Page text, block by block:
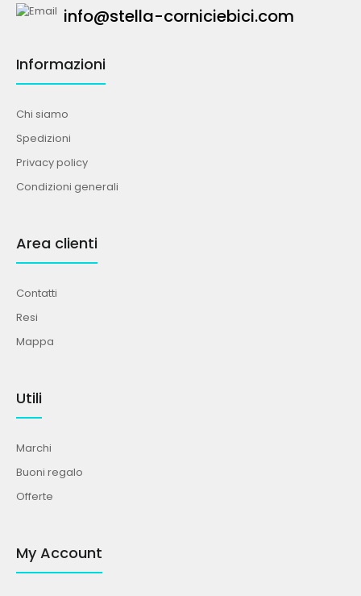
info@stella-corniciebici.com
Informazioni
Chi siamo
Spedizioni
Privacy policy
Condizioni generali
Area clienti
Contatti
Resi
Mappa
Utili
Marchi
Buoni regalo
Offerte
My Account